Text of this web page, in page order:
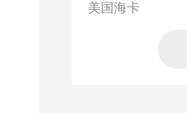
美国海卡